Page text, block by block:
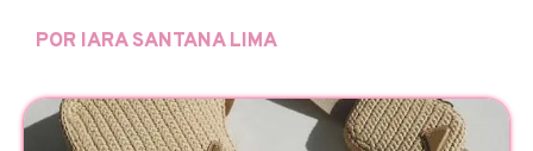
POR IARA SANTANA LIMA